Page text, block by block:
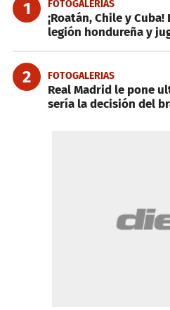
1 FOTOGALERIAS
¡Roatán, Chile y
legión hondureña y
2 FOTOGALERIAS
Real Madrid le pone
sería la decisión del